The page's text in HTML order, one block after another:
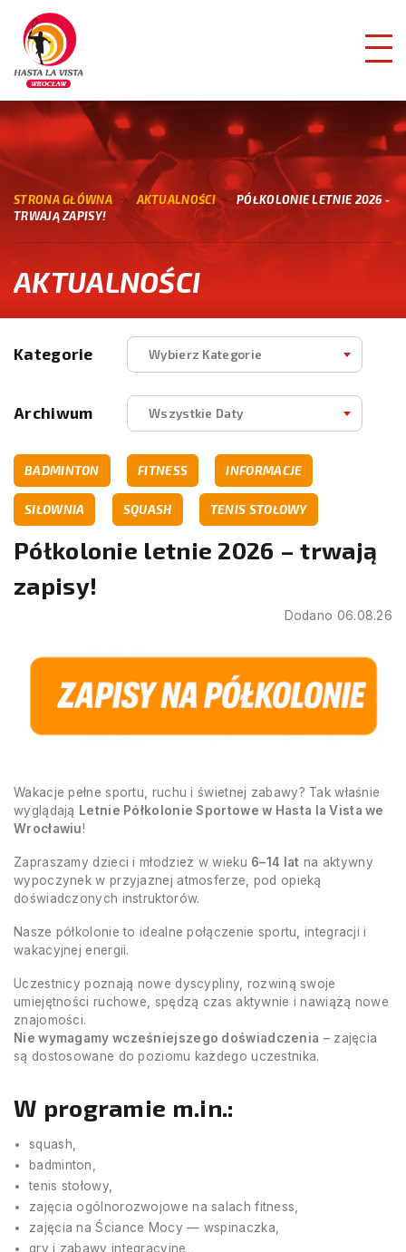
STRONA GŁÓWNA AKTUALNOŚCI
PÓŁKOLONIE LETNIE 2026 -
TRWAJĄ ZAPISY!
AKTUALNOŚCI
Kategorie Wybierz Kategorie
Archiwum Wszystkie Daty
BADMINTON FITNESS INFORMACJE
SIŁOWNIA SQUASH TENIS STOŁOWY
Półkolonie letnie 2026 – trwają
zapisy!
Dodano 06.08.26
Wakacje pełne sportu, ruchu i świetnej zabawy? Tak właśnie
wyglądają Letnie Półkolonie Sportowe w Hasta la Vista we
Wrocławiu!
Zapraszamy dzieci i młodzież w wieku 6–14 lat na aktywny
wypoczynek w przyjaznej atmosferze, pod opieką
doświadczonych instruktorów.
Nasze półkolonie to idealne połączenie sportu, integracji i
wakacyjnej energii.
Uczestnicy poznają nowe dyscypliny, rozwiną swoje
umiejętności ruchowe, spędzą czas aktywnie i nawiążą nowe
znajomości.
Nie wymagamy wcześniejszego doświadczenia – zajęcia
są dostosowane do poziomu każdego uczestnika.
W programie m.in.:
squash,
badminton,
tenis stołowy,
zajęcia ogólnorozwojowe na salach fitness,
zajęcia na Ściance Mocy — wspinaczka,
gry i zabawy integracyjne,